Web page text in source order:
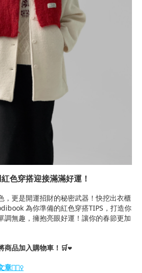
色穿搭迎接滿滿好運！
，更是開運招財的秘密武器！快挖出衣櫃
為你準備的紅色穿搭TIPS，打造你
調無趣，擁抱亮眼好運！讓你的春節更加
商品加入購物車！🛒❤️
💁🏻‍♀️